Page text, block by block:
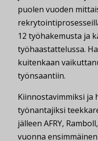
puolen vuoden
12 työhakemusta ja
työhaastattelussa.
kuitenkaan
työnsaantiin.
Kiinnostavimmiksi ja
työnantajiksi
jälleen AFRY,
vuonna